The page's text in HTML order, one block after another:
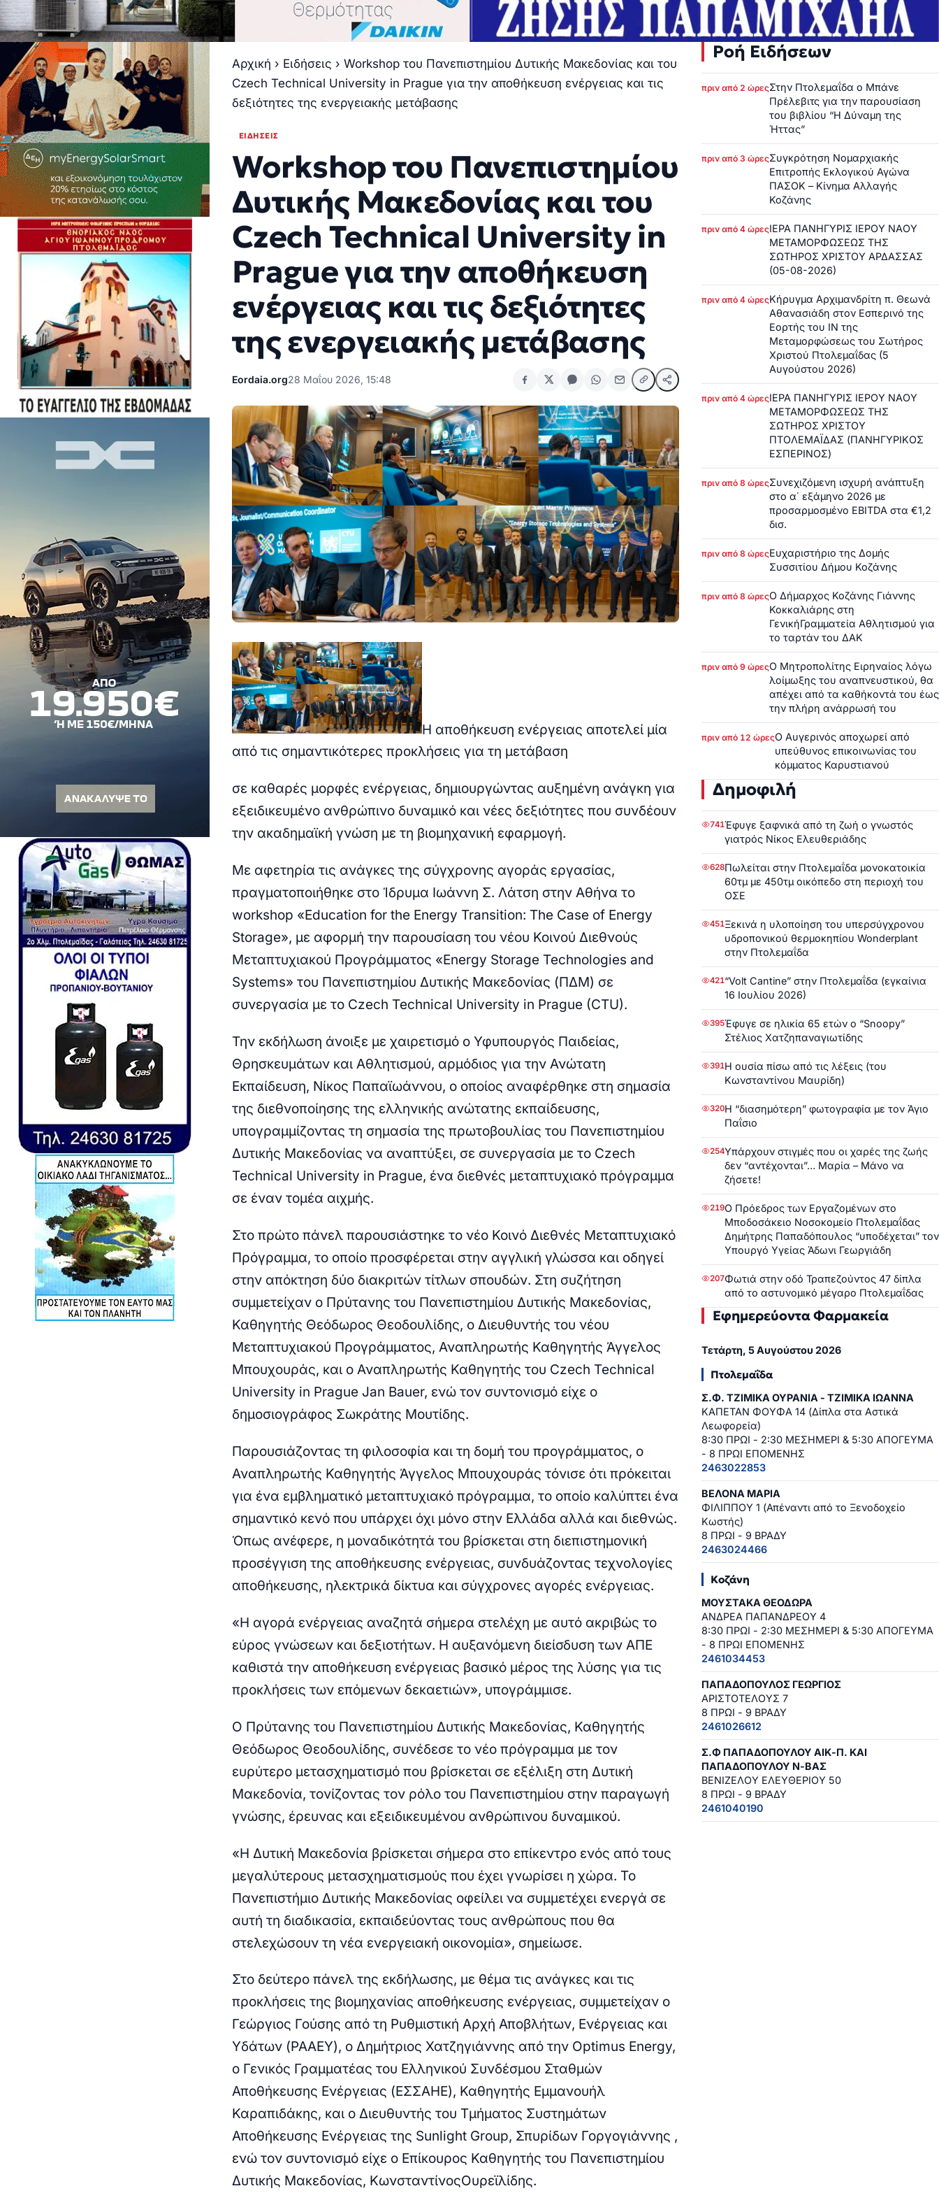
Αρχική › Ειδήσεις › Workshop του Πανεπιστημίου Δυτικής Μακεδονίας και του
Czech Technical University in Prague για την αποθήκευση ενέργειας και τις
δεξιότητες της ενεργειακής μετάβασης
ΕΙΔΉΣΕΙΣ
Workshop του Πανεπιστημίου
Δυτικής Μακεδονίας και του
Czech Technical University in
Prague για την αποθήκευση
ενέργειας και τις δεξιότητες
της ενεργειακής μετάβασης
Eordaia.org28 Μαΐου 2026, 15:48
Η αποθήκευση ενέργειας αποτελεί μία
από τις σημαντικότερες προκλήσεις για τη μετάβαση
σε καθαρές μορφές ενέργειας, δημιουργώντας αυξημένη ανάγκη για
εξειδικευμένο ανθρώπινο δυναμικό και νέες δεξιότητες που συνδέουν
την ακαδημαϊκή γνώση με τη βιομηχανική εφαρμογή.
Με αφετηρία τις ανάγκες της σύγχρονης αγοράς εργασίας,
πραγματοποιήθηκε στο Ίδρυμα Ιωάννη Σ. Λάτση στην Αθήνα το
workshop «Education for the Energy Transition: The Case of Energy
Storage», με αφορμή την παρουσίαση του νέου Κοινού Διεθνούς
Μεταπτυχιακού Προγράμματος «Energy Storage Technologies and
Systems» του Πανεπιστημίου Δυτικής Μακεδονίας (ΠΔΜ) σε
συνεργασία με το Czech Technical University in Prague (CTU).
Την εκδήλωση άνοιξε με χαιρετισμό ο Υφυπουργός Παιδείας,
Θρησκευμάτων και Αθλητισμού, αρμόδιος για την Ανώτατη
Εκπαίδευση, Νίκος Παπαϊωάννου, ο οποίος αναφέρθηκε στη σημασία
της διεθνοποίησης της ελληνικής ανώτατης εκπαίδευσης,
υπογραμμίζοντας τη σημασία της πρωτοβουλίας του Πανεπιστημίου
Δυτικής Μακεδονίας να αναπτύξει, σε συνεργασία με το Czech
Technical University in Prague, ένα διεθνές μεταπτυχιακό πρόγραμμα
σε έναν τομέα αιχμής.
Στο πρώτο πάνελ παρουσιάστηκε το νέο Κοινό Διεθνές Μεταπτυχιακό
Πρόγραμμα, το οποίο προσφέρεται στην αγγλική γλώσσα και οδηγεί
στην απόκτηση δύο διακριτών τίτλων σπουδών. Στη συζήτηση
συμμετείχαν ο Πρύτανης του Πανεπιστημίου Δυτικής Μακεδονίας,
Καθηγητής Θεόδωρος Θεοδουλίδης, ο Διευθυντής του νέου
Μεταπτυχιακού Προγράμματος, Αναπληρωτής Καθηγητής Άγγελος
Μπουχουράς, και ο Αναπληρωτής Καθηγητής του Czech Technical
University in Prague Jan Bauer, ενώ τον συντονισμό είχε ο
δημοσιογράφος Σωκράτης Μουτίδης.
Παρουσιάζοντας τη φιλοσοφία και τη δομή του προγράμματος, ο
Αναπληρωτής Καθηγητής Άγγελος Μπουχουράς τόνισε ότι πρόκειται
για ένα εμβληματικό μεταπτυχιακό πρόγραμμα, το οποίο καλύπτει ένα
σημαντικό κενό που υπάρχει όχι μόνο στην Ελλάδα αλλά και διεθνώς.
Όπως ανέφερε, η μοναδικότητά του βρίσκεται στη διεπιστημονική
προσέγγιση της αποθήκευσης ενέργειας, συνδυάζοντας τεχνολογίες
αποθήκευσης, ηλεκτρικά δίκτυα και σύγχρονες αγορές ενέργειας.
«Η αγορά ενέργειας αναζητά σήμερα στελέχη με αυτό ακριβώς το
εύρος γνώσεων και δεξιοτήτων. Η αυξανόμενη διείσδυση των ΑΠΕ
καθιστά την αποθήκευση ενέργειας βασικό μέρος της λύσης για τις
προκλήσεις των επόμενων δεκαετιών», υπογράμμισε.
Ο Πρύτανης του Πανεπιστημίου Δυτικής Μακεδονίας, Καθηγητής
Θεόδωρος Θεοδουλίδης, συνέδεσε το νέο πρόγραμμα με τον
ευρύτερο μετασχηματισμό που βρίσκεται σε εξέλιξη στη Δυτική
Μακεδονία, τονίζοντας τον ρόλο του Πανεπιστημίου στην παραγωγή
γνώσης, έρευνας και εξειδικευμένου ανθρώπινου δυναμικού.
«Η Δυτική Μακεδονία βρίσκεται σήμερα στο επίκεντρο ενός από τους
μεγαλύτερους μετασχηματισμούς που έχει γνωρίσει η χώρα. Το
Πανεπιστήμιο Δυτικής Μακεδονίας οφείλει να συμμετέχει ενεργά σε
αυτή τη διαδικασία, εκπαιδεύοντας τους ανθρώπους που θα
στελεχώσουν τη νέα ενεργειακή οικονομία», σημείωσε.
Στο δεύτερο πάνελ της εκδήλωσης, με θέμα τις ανάγκες και τις
προκλήσεις της βιομηχανίας αποθήκευσης ενέργειας, συμμετείχαν ο
Γεώργιος Γούσης από τη Ρυθμιστική Αρχή Αποβλήτων, Ενέργειας και
Υδάτων (ΡΑΑΕΥ), ο Δημήτριος Χατζηγιάννης από την Optimus Energy,
ο Γενικός Γραμματέας του Ελληνικού Συνδέσμου Σταθμών
Αποθήκευσης Ενέργειας (ΕΣΣΑΗΕ), Καθηγητής Εμμανουήλ
Καραπιδάκης, και ο Διευθυντής του Τμήματος Συστημάτων
Αποθήκευσης Ενέργειας της Sunlight Group, Σπυρίδων Γοργογιάννης ,
ενώ τον συντονισμό είχε ο Επίκουρος Καθηγητής του Πανεπιστημίου
Δυτικής Μακεδονίας, ΚωνσταντίνοςΟυρεϊλίδης.
Ροή Ειδήσεων
πριν από 2 ώρεςΣτην Πτολεμαΐδα ο Μπάνε
Πρέλεβιτς για την παρουσίαση
του βιβλίου “Η Δύναμη της
Ήττας”
πριν από 3 ώρεςΣυγκρότηση Νομαρχιακής
Επιτροπής Εκλογικού Αγώνα
ΠΑΣΟΚ – Κίνημα Αλλαγής
Κοζάνης
πριν από 4 ώρεςΙΕΡΑ ΠΑΝΗΓΥΡΙΣ ΙΕΡΟΥ ΝΑΟΥ
ΜΕΤΑΜΟΡΦΩΣΕΩΣ ΤΗΣ
ΣΩΤΗΡΟΣ ΧΡΙΣΤΟΥ ΑΡΔΑΣΣΑΣ
(05-08-2026)
πριν από 4 ώρεςΚήρυγμα Αρχιμανδρίτη π. Θεωνά
Αθανασιάδη στον Εσπερινό της
Εορτής του ΙΝ της
Μεταμορφώσεως του Σωτήρος
Χριστού Πτολεμαΐδας (5
Αυγούστου 2026)
πριν από 4 ώρεςΙΕΡΑ ΠΑΝΗΓΥΡΙΣ ΙΕΡΟΥ ΝΑΟΥ
ΜΕΤΑΜΟΡΦΩΣΕΩΣ ΤΗΣ
ΣΩΤΗΡΟΣ ΧΡΙΣΤΟΥ
ΠΤΟΛΕΜΑΪΔΑΣ (ΠΑΝΗΓΥΡΙΚΟΣ
ΕΣΠΕΡΙΝΟΣ)
πριν από 8 ώρεςΣυνεχιζόμενη ισχυρή ανάπτυξη
στο α΄ εξάμηνο 2026 με
προσαρμοσμένο EBITDA στα €1,2
δισ.
πριν από 8 ώρεςΕυχαριστήριο της Δομής
Συσσιτίου Δήμου Κοζάνης
πριν από 8 ώρεςΟ Δήμαρχος Κοζάνης Γιάννης
Κοκκαλιάρης στη
ΓενικήΓραμματεία Αθλητισμού για
το ταρτάν του ΔΑΚ
πριν από 9 ώρεςΟ Μητροπολίτης Ειρηναίος λόγω
λοίμωξης του αναπνευστικού, θα
απέχει από τα καθήκοντά του έως
την πλήρη ανάρρωσή του
πριν από 12 ώρεςΟ Αυγερινός αποχωρεί από
υπεύθυνος επικοινωνίας του
κόμματος Καρυστιανού
Δημοφιλή
741Έφυγε ξαφνικά από τη ζωή ο γνωστός
γιατρός Νίκος Ελευθεριάδης
628Πωλείται στην Πτολεμαΐδα μονοκατοικία
60τμ με 450τμ οικόπεδο στη περιοχή του
ΟΣΕ
451Ξεκινά η υλοποίηση του υπερσύγχρονου
υδροπονικού θερμοκηπίου Wonderplant
στην Πτολεμαΐδα
421“Volt Cantine” στην Πτολεμαΐδα (εγκαίνια
16 Ιουλίου 2026)
395Έφυγε σε ηλικία 65 ετών ο “Snoopy”
Στέλιος Χατζηπαναγιωτίδης
391Η ουσία πίσω από τις λέξεις (του
Κωνσταντίνου Μαυρίδη)
320Η “διασημότερη” φωτογραφία με τον Άγιο
Παΐσιο
254Υπάρχουν στιγμές που οι χαρές της ζωής
δεν “αντέχονται”… Μαρία – Μάνο να
ζήσετε!
219Ο Πρόεδρος των Εργαζομένων στο
Μποδοσάκειο Νοσοκομείο Πτολεμαΐδας
Δημήτρης Παπαδόπουλος “υποδέχεται” τον
Υπουργό Υγείας Άδωνι Γεωργιάδη
207Φωτιά στην οδό Τραπεζούντος 47 δίπλα
από το αστυνομικό μέγαρο Πτολεμαΐδας
Εφημερεύοντα Φαρμακεία
Τετάρτη, 5 Αυγούστου 2026
Πτολεμαΐδα
Σ.Φ. ΤΖΙΜΙΚΑ ΟΥΡΑΝΙΑ - ΤΖΙΜΙΚΑ ΙΩΑΝΝΑ
ΚΑΠΕΤΑΝ ΦΟΥΦΑ 14 (Δίπλα στα Αστικά
Λεωφορεία)
8:30 ΠΡΩΙ - 2:30 ΜΕΣΗΜΕΡΙ & 5:30 ΑΠΟΓΕΥΜΑ
- 8 ΠΡΩΙ ΕΠΟΜΕΝΗΣ
2463022853
ΒΕΛΟΝΑ ΜΑΡΙΑ
ΦΙΛΙΠΠΟΥ 1 (Απέναντι από το Ξενοδοχείο
Κωστής)
8 ΠΡΩΙ - 9 ΒΡΑΔΥ
2463024466
Κοζάνη
ΜΟΥΣΤΑΚΑ ΘΕΟΔΩΡΑ
ΑΝΔΡΕΑ ΠΑΠΑΝΔΡΕΟΥ 4
8:30 ΠΡΩΙ - 2:30 ΜΕΣΗΜΕΡΙ & 5:30 ΑΠΟΓΕΥΜΑ
- 8 ΠΡΩΙ ΕΠΟΜΕΝΗΣ
2461034453
ΠΑΠΑΔΟΠΟΥΛΟΣ ΓΕΩΡΓΙΟΣ
ΑΡΙΣΤΟΤΕΛΟΥΣ 7
8 ΠΡΩΙ - 9 ΒΡΑΔΥ
2461026612
Σ.Φ ΠΑΠΑΔΟΠΟΥΛΟΥ ΑΙΚ-Π. ΚΑΙ
ΠΑΠΑΔΟΠΟΥΛΟΥ Ν-ΒΑΣ
ΒΕΝΙΖΕΛΟΥ ΕΛΕΥΘΕΡΙΟΥ 50
8 ΠΡΩΙ - 9 ΒΡΑΔΥ
2461040190